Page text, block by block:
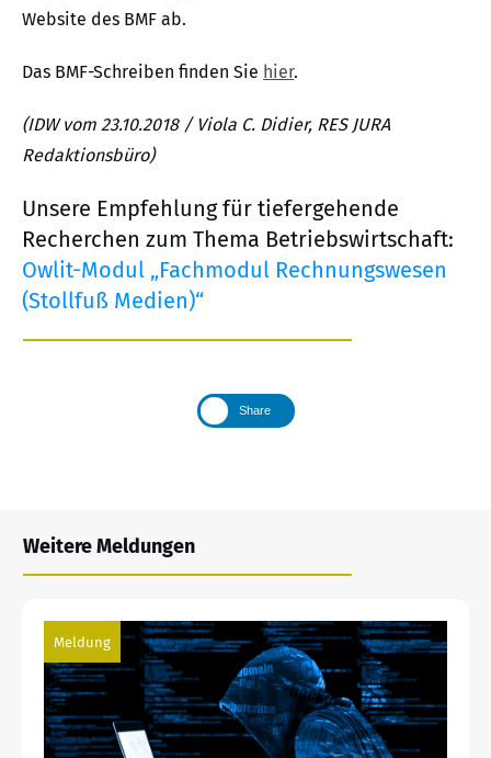
Website des BMF ab.
Das BMF-Schreiben finden Sie hier.
(IDW vom 23.10.2018 / Viola C. Didier, RES JURA
Redaktionsbüro)
Unsere Empfehlung für tiefergehende
Recherchen zum Thema Betriebswirtschaft:
Owlit-Modul „Fachmodul Rechnungswesen
(Stollfuß Medien)“
Share
Weitere Meldungen
Meldung